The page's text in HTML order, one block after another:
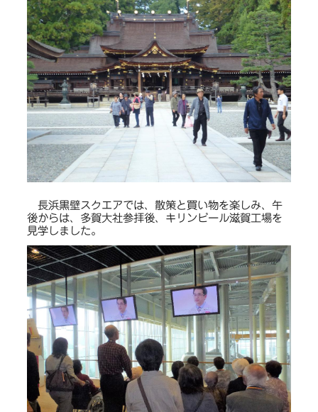
長浜黒壁スクエアでは、散策と買い物を楽しみ、午
後からは、多賀大社参拝後、キリンビール滋賀工場を
見学しました。